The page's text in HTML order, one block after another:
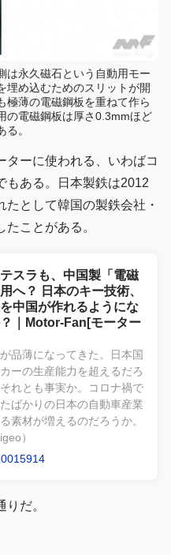
は永久磁石という自動用モー
埋め込むためのスリットが開
極薄の電磁鋼板を重ねて作ら
の電磁鋼板は厚さ0.3mmほど
。
ターに使われる、いわばコ
もある。日本製鉄は2012
として韓国の製鉄会社・
ことがある。
テスラも、中国製「電磁
へ？ 日本のキー技術、
中国が作れるようにな
｜Motor-Fan[モーター
品薄になってきた。日本国
ーの生産能力を超えるだろ
れとも事実か。コロナ禍で
ばかりの日本の自動車産業
素材が増えるのだろうか。
）
だ。